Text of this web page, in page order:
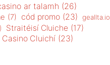
ar talamh (26)
(7) cód promo (23) geallta.io
Straitéisí Cluiche (17)
Casino Cluichí (23)